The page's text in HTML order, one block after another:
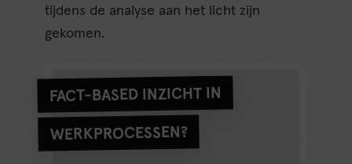
tijdens de analyse aan het licht zijn
gekomen.
FACT-BASED INZICHT IN
WERKPROCESSEN?